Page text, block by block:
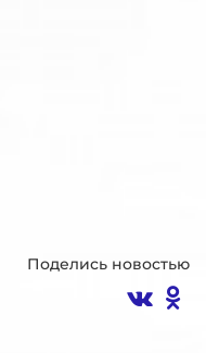
Поделись новостью